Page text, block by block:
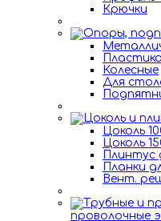
Крючки
Колесные
Для
Цоколь
Цоколь
Плинтус
Планки
Вент.
проволочные